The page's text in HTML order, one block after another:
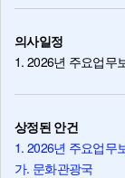
의사일정
1. 2026년 주요업무
상정된 안건
1. 2026년 주요업무
가. 문화관광국